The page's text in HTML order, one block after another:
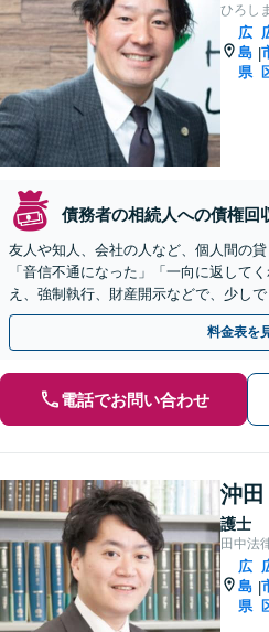
ひろし
広
島
県
|
債務者の相続人への債権回
友人や知人、会社の人など、個人間の
「音信不通になった」「一向に返して
え、強制執行、財産開示などで、少し
【休日・夜間対応】【女学院前駅1分】
料金表を
電話でお問い合わせ
沖田
護士
田中法
広
島
県
|